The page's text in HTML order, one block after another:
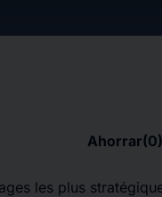
Ahorrar(0)
les plus